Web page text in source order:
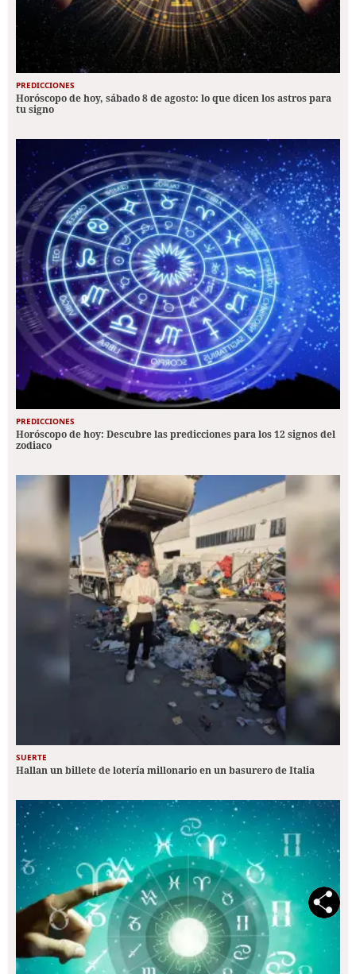
PREDICCIONES
Horóscopo de hoy, sábado 8 de agosto: lo que dicen los astros para
tu signo
PREDICCIONES
Horóscopo de hoy: Descubre las predicciones para los 12 signos del
zodiaco
SUERTE
Hallan un billete de lotería millonario en un basurero de Italia